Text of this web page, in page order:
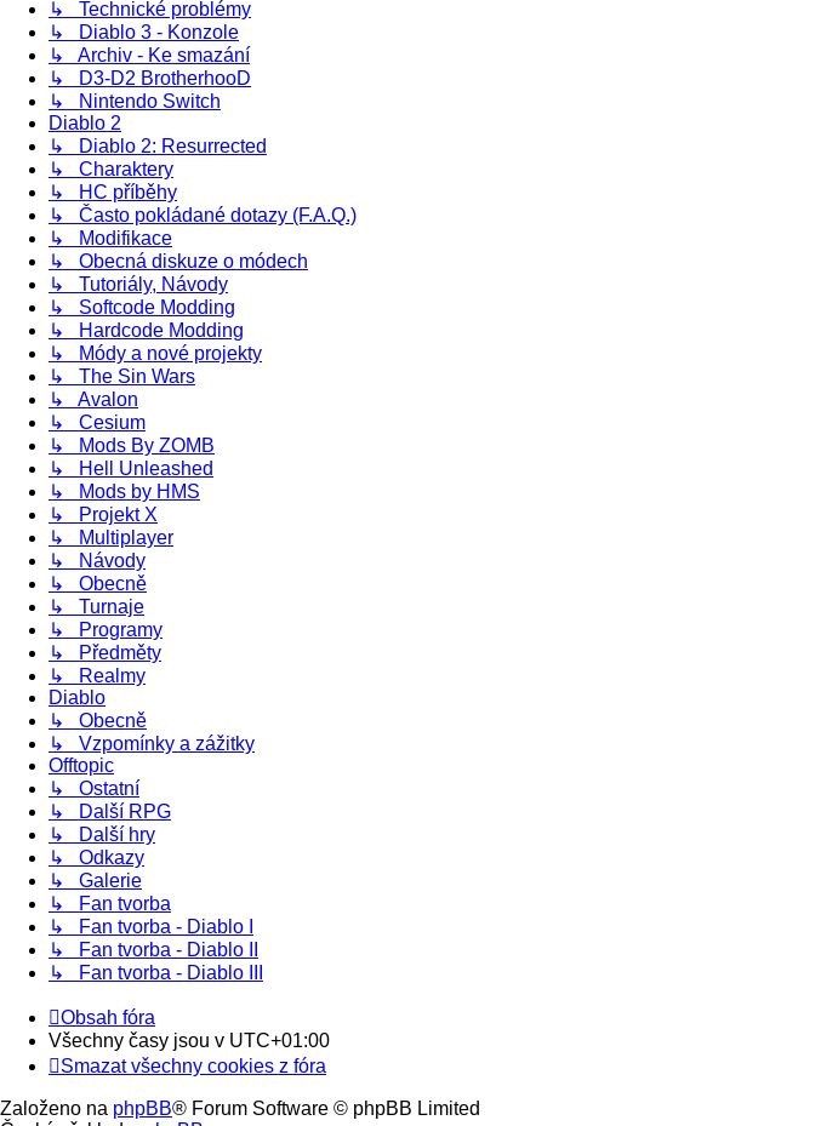
↳ Technické problémy
↳ Diablo 3 - Konzole
↳ Archiv - Ke smazání
↳ D3-D2 BrotherhooD
↳ Nintendo Switch
Diablo 2
↳ Diablo 2: Resurrected
↳ Charaktery
↳ HC příběhy
↳ Často pokládané dotazy (F.A.Q.)
↳ Modifikace
↳ Obecná diskuze o módech
↳ Tutoriály, Návody
↳ Softcode Modding
↳ Hardcode Modding
↳ Módy a nové projekty
↳ The Sin Wars
↳ Avalon
↳ Cesium
↳ Mods By ZOMB
↳ Hell Unleashed
↳ Mods by HMS
↳ Projekt X
↳ Multiplayer
↳ Návody
↳ Obecně
↳ Turnaje
↳ Programy
↳ Předměty
↳ Realmy
Diablo
↳ Obecně
↳ Vzpomínky a zážitky
Offtopic
↳ Ostatní
↳ Další RPG
↳ Další hry
↳ Odkazy
↳ Galerie
↳ Fan tvorba
↳ Fan tvorba - Diablo I
↳ Fan tvorba - Diablo II
↳ Fan tvorba - Diablo III
Obsah fóra
Všechny časy jsou v UTC+01:00
Smazat všechny cookies z fóra
Založeno na phpBB® Forum Software © phpBB Limited